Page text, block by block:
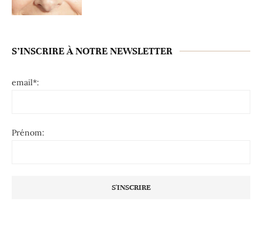
S’INSCRIRE À NOTRE NEWSLETTER
email*:
Prénom: